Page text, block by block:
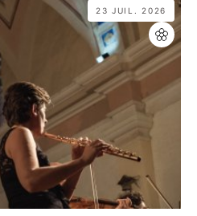
23 JUIL. 2026